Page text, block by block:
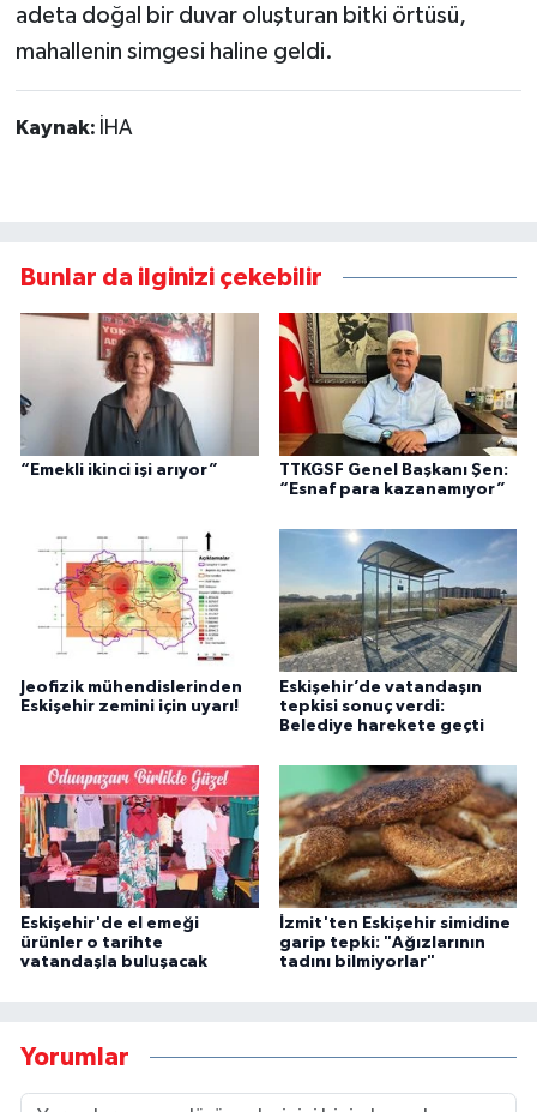
adeta doğal bir duvar oluşturan bitki örtüsü,
mahallenin simgesi haline geldi.
Kaynak: İHA
Bunlar da ilginizi çekebilir
“Emekli ikinci işi arıyor”
TTKGSF Genel Başkanı Şen:
“Esnaf para kazanamıyor”
Jeofizik mühendislerinden
Eskişehir zemini için uyarı!
Eskişehir’de vatandaşın
tepkisi sonuç verdi:
Belediye harekete geçti
Eskişehir'de el emeği
ürünler o tarihte
vatandaşla buluşacak
İzmit'ten Eskişehir simidine
garip tepki: "Ağızlarının
tadını bilmiyorlar"
Yorumlar